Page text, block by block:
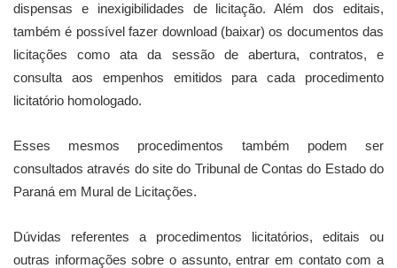
dispensas e inexigibilidades de licitação. Além dos editais,
também é possível fazer download (baixar) os documentos das
licitações como ata da sessão de abertura, contratos, e
consulta aos empenhos emitidos para cada procedimento
licitatório homologado.
Esses mesmos procedimentos também podem ser
consultados através do site do Tribunal de Contas do Estado do
Paraná em Mural de Licitações.
Dúvidas referentes a procedimentos licitatórios, editais ou
outras informações sobre o assunto, entrar em contato com a